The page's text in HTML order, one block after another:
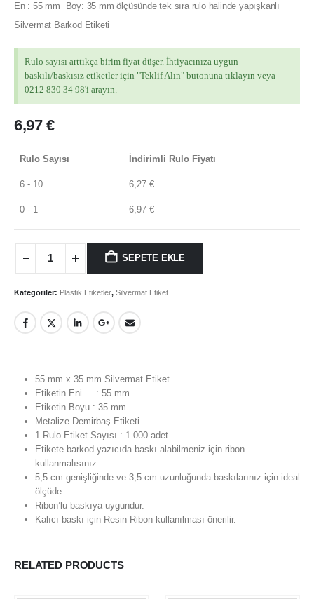
En : 55 mm Boy: 35 mm ölçüsünde tek sıra rulo halinde yapışkanlı
Silvermat Barkod Etiketi
Rulo sayısı arttıkça birim fiyat düşer. İhtiyacınıza uygun
baskılı/baskısız etiketler için "Teklif Alın" butonuna tıklayın veya
0212 830 34 98'i arayın.
6,97 €
Rulo Sayısı İndirimli Rulo Fiyatı
6 - 10 6,27 €
0 - 1 6,97 €
SEPETE EKLE
Kategoriler: Plastik Etiketler, Silvermat Etiket
55 mm x 35 mm Silvermat Etiket
Etiketin Eni : 55 mm
Etiketin Boyu : 35 mm
Metalize Demirbaş Etiketi
1 Rulo Etiket Sayısı : 1.000 adet
Etikete barkod yazıcıda baskı alabilmeniz için ribon
kullanmalısınız.
5,5 cm genişliğinde ve 3,5 cm uzunluğunda baskılarınız için ideal
ölçüde.
Ribon’lu baskıya uygundur.
Kalıcı baskı için Resin Ribon kullanılması önerilir.
RELATED PRODUCTS
MÜŞTERI HIZMETLERI
Login
Gizlilik Politikası
İade ve Geri Ödeme Politikası
HAKKIMIZDA
Hakkımızda
İş Başvurusu
ETIKET ÜRÜNLERIMIZ